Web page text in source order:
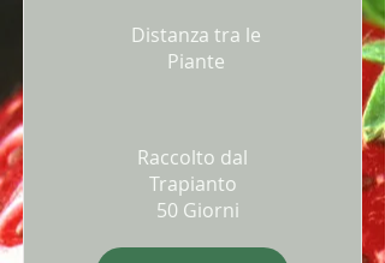
Distanza tra le
Piante
Raccolto dal
Trapianto
50 Giorni